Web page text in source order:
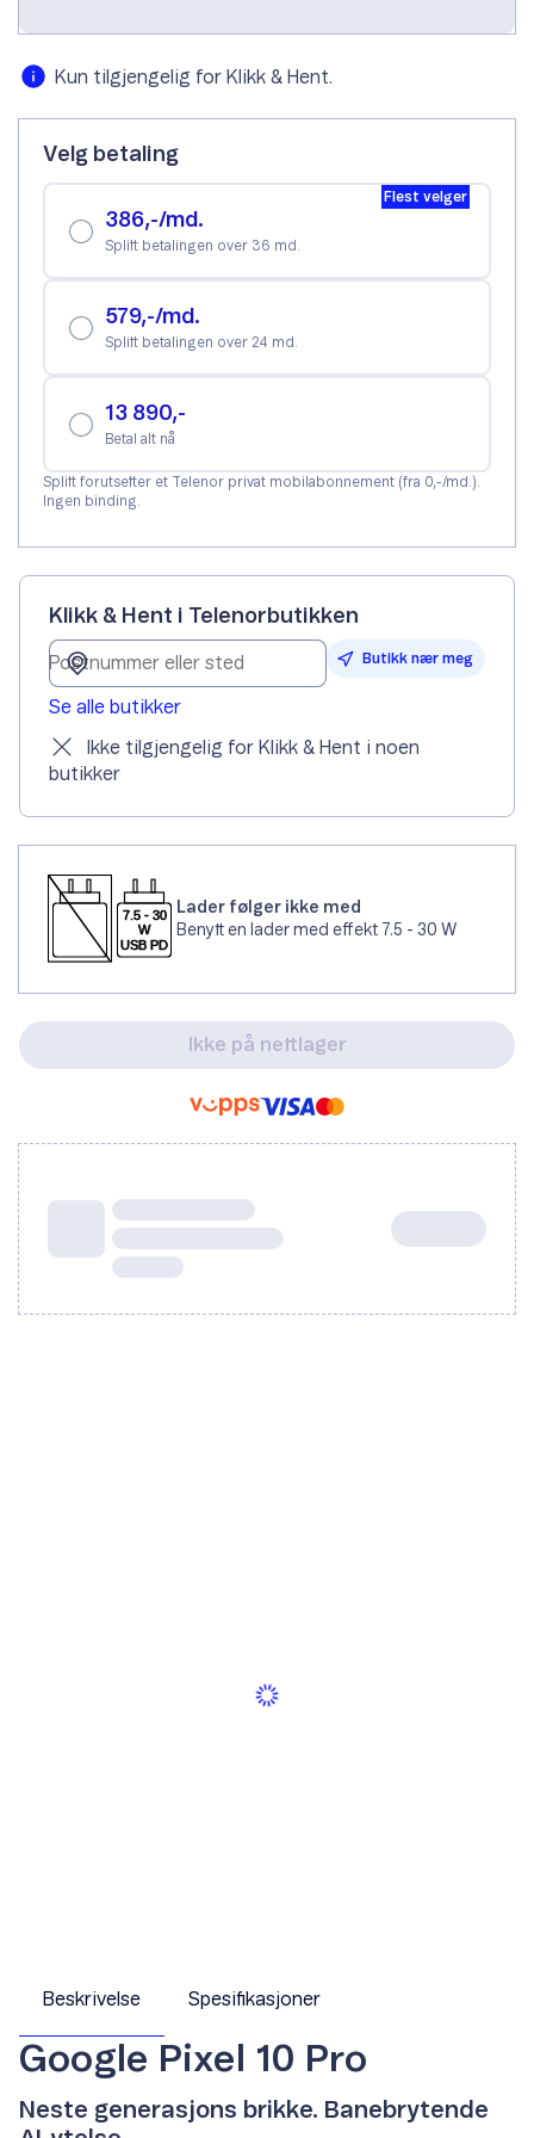
Kun tilgjengelig for Klikk & Hent.
Velg betaling
Flest velger
386,-/md.
Splitt betalingen over 36 md.
579,-/md.
Splitt betalingen over 24 md.
13 890,-
Betal alt nå
Splitt forutsetter et Telenor privat mobilabonnement (fra 0,-/md.).
Ingen binding.
Klikk & Hent i Telenorbutikken
Butikk nær meg
Se alle butikker
Ikke tilgjengelig for Klikk & Hent i noen
butikker
Lader følger ikke med
Benytt en lader med effekt 7.5 - 30 W
Ikke på nettlager
Beskrivelse Spesifikasjoner
Google Pixel 10 Pro
Neste generasjons brikke. Banebrytende